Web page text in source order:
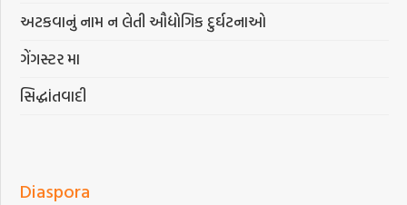
અટકવાનું નામ ન લેતી ઔદ્યોગિક દુર્ઘટનાઓ
ગેંગસ્ટર મા
સિદ્ધાંતવાદી
Diaspora